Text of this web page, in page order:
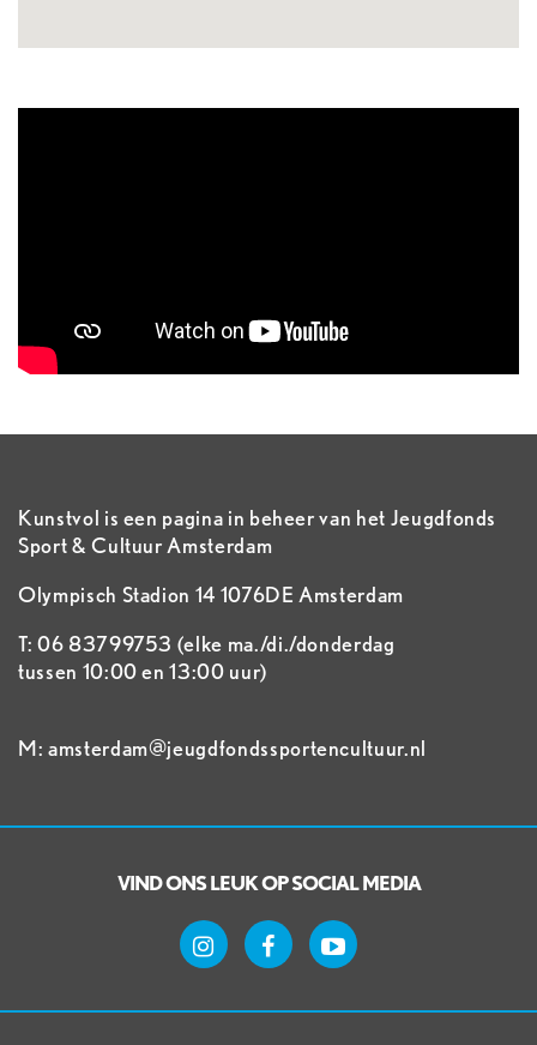
Kunstvol is een pagina in beheer van het Jeugdfonds
Sport & Cultuur Amsterdam
Olympisch Stadion 14 1076DE Amsterdam
T: 06 83799753 (elke ma./di./donderdag
tussen 10:00 en 13:00 uur)
M: amsterdam@jeugdfondssportencultuur.nl
VIND ONS LEUK OP SOCIAL MEDIA